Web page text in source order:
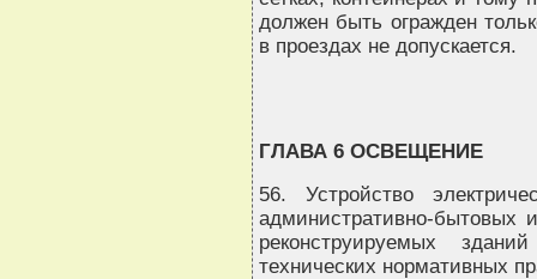
должен быть огражден
в проездах не допускается.
ГЛАВА 6 ОСВЕЩЕНИЕ
56. Устройство
административно-
реконструируемых
технических нормативных